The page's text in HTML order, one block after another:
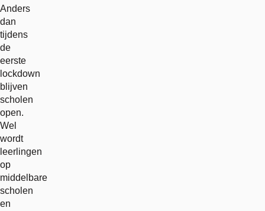
Anders
dan
tijdens
de
eerste
lockdown
blijven
scholen
open.
Wel
wordt
leerlingen
op
middelbare
scholen
en